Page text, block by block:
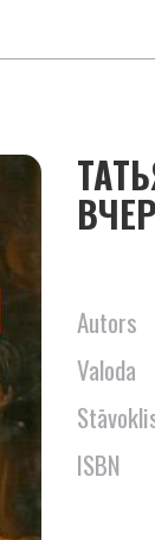
Autors
Valoda
ISBN